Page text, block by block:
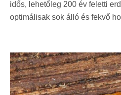
idős, lehetőleg 200 év feletti
optimálisak sok álló és fekvő